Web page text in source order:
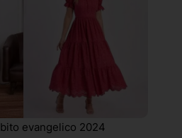
evangelico 2024